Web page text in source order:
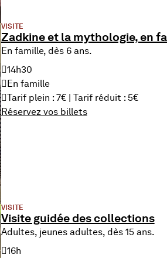
VISITE
Zadkine et la mythologie, en
En famille, dès 6 ans.
14h30
En famille
Tarif plein : 7€ | Tarif réduit : 5€
Réservez vos billets
VISITE
Visite guidée des collections
Adultes, jeunes adultes, dès 15 ans.
16h